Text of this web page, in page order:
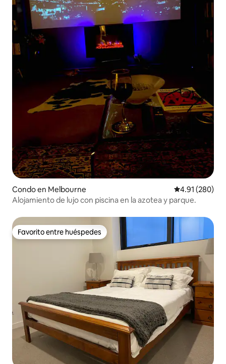
Condo en Melbourne Calificación
4.91 (280)
Alojamiento de lujo con piscina en la azotea y parque.
Favorito entre huéspedes
Favorito entre huéspedes